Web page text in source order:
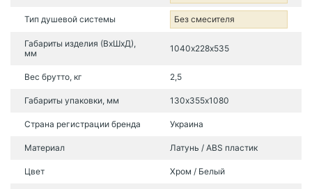
Тип душевой системы Без смесителя
Габариты изделия (ВхШхД),
мм
1040х228х535
Вес брутто, кг 2,5
Габариты упаковки, мм 130х355х1080
Страна регистрации бренда Украина
Материал Латунь / ABS пластик
Цвет Хром / Белый